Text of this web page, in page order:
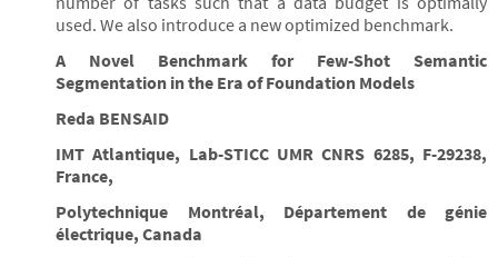
used. We also introduce a new optimized benchmark.
A Novel Benchmark for Few-Shot Semantic
Segmentation in the Era of Foundation Models
Reda BENSAID
IMT Atlantique, Lab-STICC UMR CNRS 6285, F-29238,
France,
Polytechnique Montréal, Département de génie
électrique, Canada